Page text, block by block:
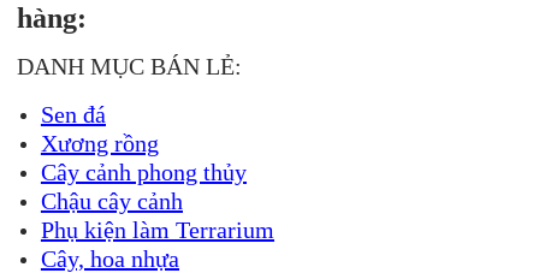
hàng:
DANH MỤC BÁN LẺ:
Sen đá
Xương rồng
Cây cảnh phong thủy
Chậu cây cảnh
Phụ kiện làm Terrarium
Cây, hoa nhựa